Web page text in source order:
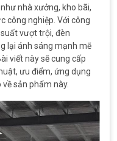
nhà xưởng, kho bãi,
công nghiệp. Với công
suất vượt trội, đèn
lại ánh sáng mạnh mẽ
viết này sẽ cung cấp
ưu điểm, ứng dụng
sản phẩm này.